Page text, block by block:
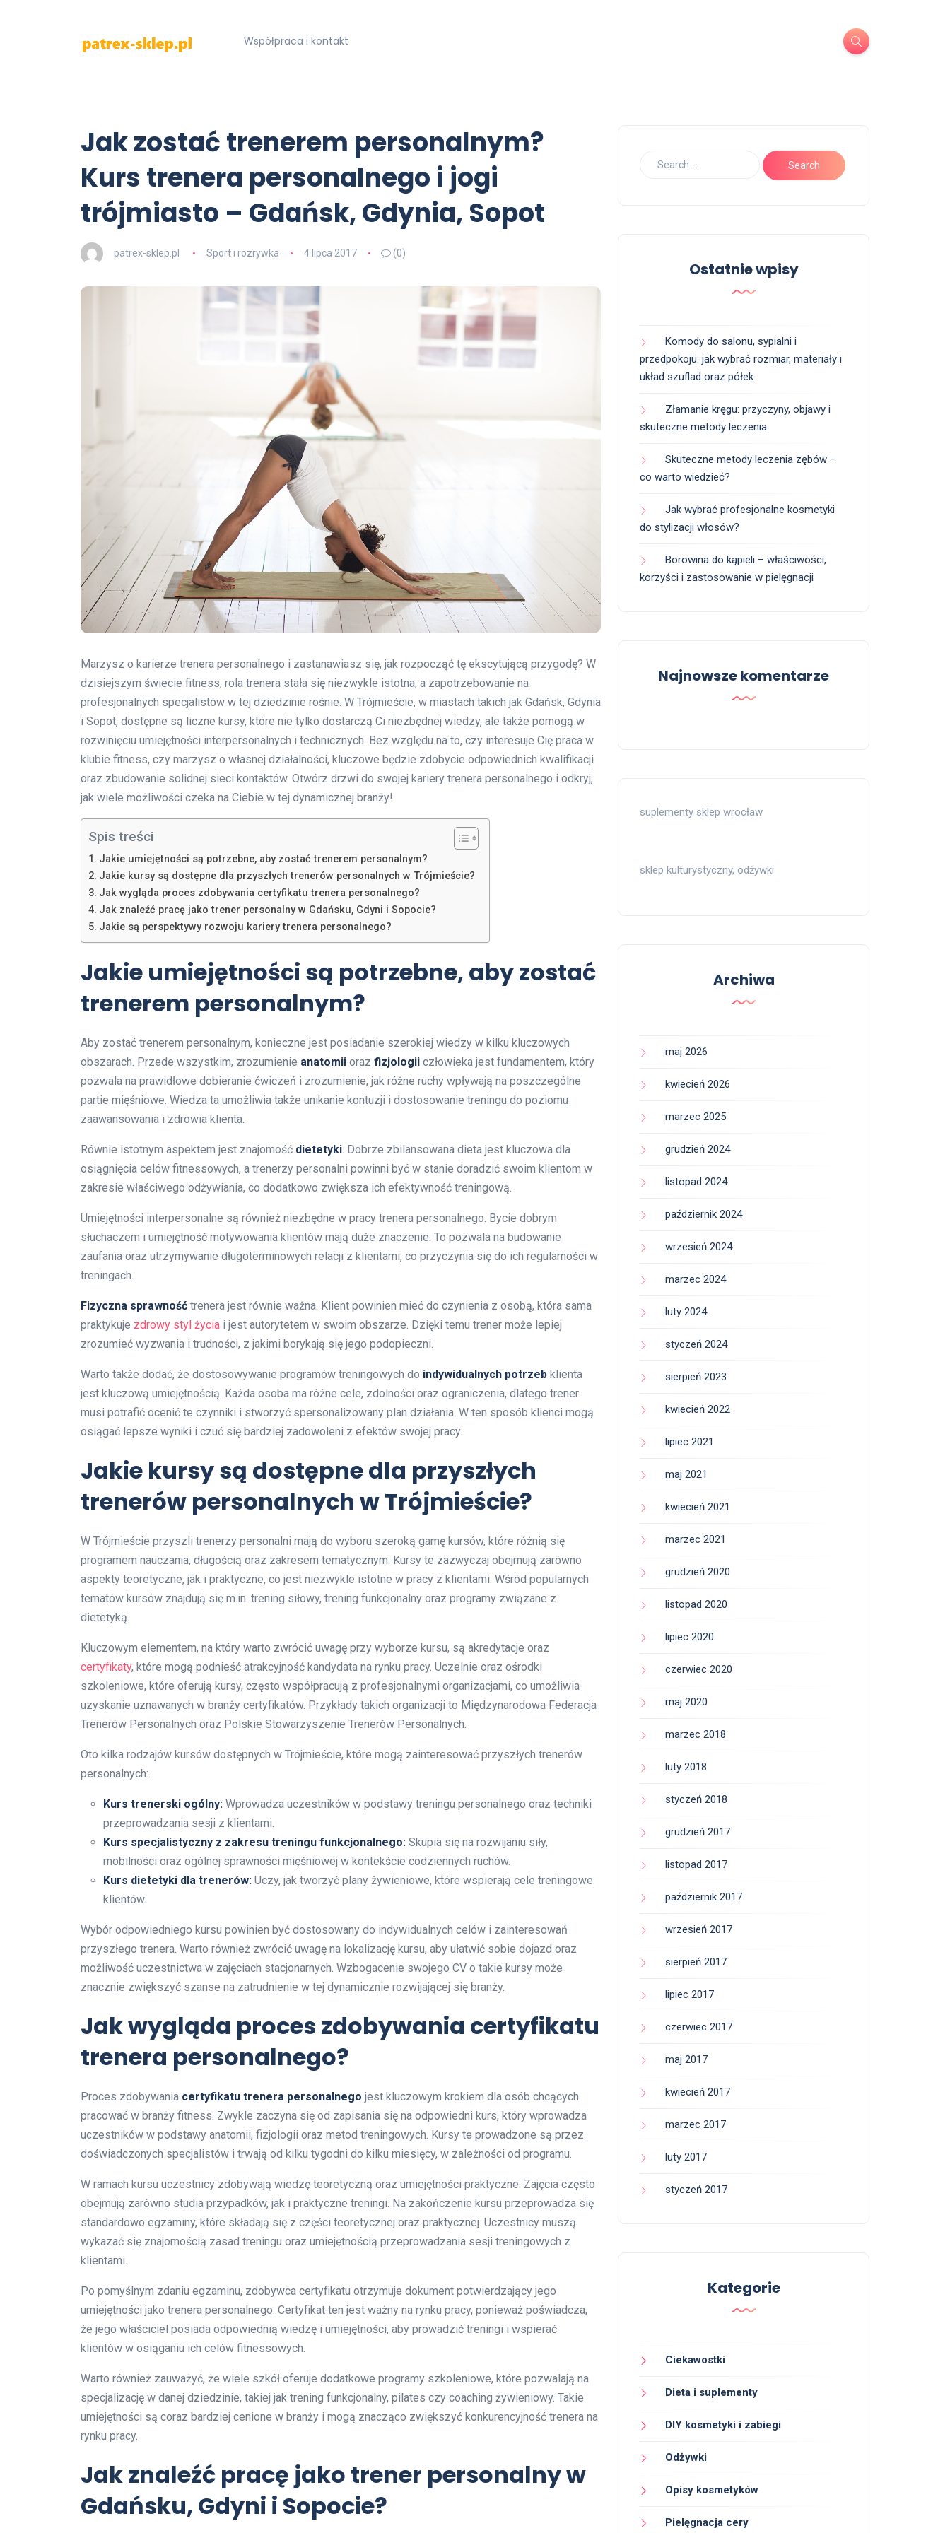
Współpraca i kontakt
Jak zostać trenerem personalnym?
Kurs trenera personalnego i jogi
trójmiasto – Gdańsk, Gdynia, Sopot
patrex-sklep.pl Sport i rozrywka 4 lipca 2017 (0)
Marzysz o karierze trenera personalnego i zastanawiasz się, jak rozpocząć tę ekscytującą przygodę? W
dzisiejszym świecie fitness, rola trenera stała się niezwykle istotna, a zapotrzebowanie na
profesjonalnych specjalistów w tej dziedzinie rośnie. W Trójmieście, w miastach takich jak Gdańsk, Gdynia
i Sopot, dostępne są liczne kursy, które nie tylko dostarczą Ci niezbędnej wiedzy, ale także pomogą w
rozwinięciu umiejętności interpersonalnych i technicznych. Bez względu na to, czy interesuje Cię praca w
klubie fitness, czy marzysz o własnej działalności, kluczowe będzie zdobycie odpowiednich kwalifikacji
oraz zbudowanie solidnej sieci kontaktów. Otwórz drzwi do swojej kariery trenera personalnego i odkryj,
jak wiele możliwości czeka na Ciebie w tej dynamicznej branży!
Spis treści
Jakie umiejętności są potrzebne, aby zostać trenerem personalnym?
Jakie kursy są dostępne dla przyszłych trenerów personalnych w Trójmieście?
Jak wygląda proces zdobywania certyfikatu trenera personalnego?
Jak znaleźć pracę jako trener personalny w Gdańsku, Gdyni i Sopocie?
Jakie są perspektywy rozwoju kariery trenera personalnego?
Jakie umiejętności są potrzebne, aby zostać
trenerem personalnym?
Aby zostać trenerem personalnym, konieczne jest posiadanie szerokiej wiedzy w kilku kluczowych
obszarach. Przede wszystkim, zrozumienie anatomii oraz fizjologii człowieka jest fundamentem, który
pozwala na prawidłowe dobieranie ćwiczeń i zrozumienie, jak różne ruchy wpływają na poszczególne
partie mięśniowe. Wiedza ta umożliwia także unikanie kontuzji i dostosowanie treningu do poziomu
zaawansowania i zdrowia klienta.
Równie istotnym aspektem jest znajomość dietetyki . Dobrze zbilansowana dieta jest kluczowa dla
osiągnięcia celów fitnessowych, a trenerzy personalni powinni być w stanie doradzić swoim klientom w
zakresie właściwego odżywiania, co dodatkowo zwiększa ich efektywność treningową.
Umiejętności interpersonalne są również niezbędne w pracy trenera personalnego. Bycie dobrym
słuchaczem i umiejętność motywowania klientów mają duże znaczenie. To pozwala na budowanie
zaufania oraz utrzymywanie długoterminowych relacji z klientami, co przyczynia się do ich regularności w
treningach.
Fizyczna sprawność trenera jest równie ważna. Klient powinien mieć do czynienia z osobą, która sama
praktykuje zdrowy styl życia i jest autorytetem w swoim obszarze. Dzięki temu trener może lepiej
zrozumieć wyzwania i trudności, z jakimi borykają się jego podopieczni.
Warto także dodać, że dostosowywanie programów treningowych do indywidualnych potrzeb klienta
jest kluczową umiejętnością. Każda osoba ma różne cele, zdolności oraz ograniczenia, dlatego trener
musi potrafić ocenić te czynniki i stworzyć spersonalizowany plan działania. W ten sposób klienci mogą
osiągać lepsze wyniki i czuć się bardziej zadowoleni z efektów swojej pracy.
Jakie kursy są dostępne dla przyszłych
trenerów personalnych w Trójmieście?
W Trójmieście przyszli trenerzy personalni mają do wyboru szeroką gamę kursów, które różnią się
programem nauczania, długością oraz zakresem tematycznym. Kursy te zazwyczaj obejmują zarówno
aspekty teoretyczne, jak i praktyczne, co jest niezwykle istotne w pracy z klientami. Wśród popularnych
tematów kursów znajdują się m.in. trening siłowy, trening funkcjonalny oraz programy związane z
dietetyką.
Kluczowym elementem, na który warto zwrócić uwagę przy wyborze kursu, są akredytacje oraz
certyfikaty, które mogą podnieść atrakcyjność kandydata na rynku pracy. Uczelnie oraz ośrodki
szkoleniowe, które oferują kursy, często współpracują z profesjonalnymi organizacjami, co umożliwia
uzyskanie uznawanych w branży certyfikatów. Przykłady takich organizacji to Międzynarodowa Federacja
Trenerów Personalnych oraz Polskie Stowarzyszenie Trenerów Personalnych.
Oto kilka rodzajów kursów dostępnych w Trójmieście, które mogą zainteresować przyszłych trenerów
personalnych:
Kurs trenerski ogólny: Wprowadza uczestników w podstawy treningu personalnego oraz techniki
przeprowadzania sesji z klientami.
Kurs specjalistyczny z zakresu treningu funkcjonalnego: Skupia się na rozwijaniu siły,
mobilności oraz ogólnej sprawności mięśniowej w kontekście codziennych ruchów.
Kurs dietetyki dla trenerów: Uczy, jak tworzyć plany żywieniowe, które wspierają cele treningowe
klientów.
Wybór odpowiedniego kursu powinien być dostosowany do indywidualnych celów i zainteresowań
przyszłego trenera. Warto również zwrócić uwagę na lokalizację kursu, aby ułatwić sobie dojazd oraz
możliwość uczestnictwa w zajęciach stacjonarnych. Wzbogacenie swojego CV o takie kursy może
znacznie zwiększyć szanse na zatrudnienie w tej dynamicznie rozwijającej się branży.
Jak wygląda proces zdobywania certyfikatu
trenera personalnego?
Proces zdobywania certyfikatu trenera personalnego jest kluczowym krokiem dla osób chcących
pracować w branży fitness. Zwykle zaczyna się od zapisania się na odpowiedni kurs, który wprowadza
uczestników w podstawy anatomii, fizjologii oraz metod treningowych. Kursy te prowadzone są przez
doświadczonych specjalistów i trwają od kilku tygodni do kilku miesięcy, w zależności od programu.
W ramach kursu uczestnicy zdobywają wiedzę teoretyczną oraz umiejętności praktyczne. Zajęcia często
obejmują zarówno studia przypadków, jak i praktyczne treningi. Na zakończenie kursu przeprowadza się
standardowo egzaminy, które składają się z części teoretycznej oraz praktycznej. Uczestnicy muszą
wykazać się znajomością zasad treningu oraz umiejętnością przeprowadzania sesji treningowych z
klientami.
Po pomyślnym zdaniu egzaminu, zdobywca certyfikatu otrzymuje dokument potwierdzający jego
umiejętności jako trenera personalnego. Certyfikat ten jest ważny na rynku pracy, ponieważ poświadcza,
że jego właściciel posiada odpowiednią wiedzę i umiejętności, aby prowadzić treningi i wspierać
klientów w osiąganiu ich celów fitnessowych.
Warto również zauważyć, że wiele szkół oferuje dodatkowe programy szkoleniowe, które pozwalają na
specjalizację w danej dziedzinie, takiej jak trening funkcjonalny, pilates czy coaching żywieniowy. Takie
umiejętności są coraz bardziej cenione w branży i mogą znacząco zwiększyć konkurencyjność trenera na
rynku pracy.
Jak znaleźć pracę jako trener personalny w
Gdańsku, Gdyni i Sopocie?
Ostatnie wpisy
Komody do salonu, sypialni i
przedpokoju: jak wybrać rozmiar, materiały i
układ szuflad oraz półek
Złamanie kręgu: przyczyny, objawy i
skuteczne metody leczenia
Skuteczne metody leczenia zębów –
co warto wiedzieć?
Jak wybrać profesjonalne kosmetyki
do stylizacji włosów?
Borowina do kąpieli – właściwości,
korzyści i zastosowanie w pielęgnacji
Najnowsze komentarze
suplementy sklep wrocław
sklep kulturystyczny, odżywki
Archiwa
maj 2026
kwiecień 2026
marzec 2025
grudzień 2024
listopad 2024
październik 2024
wrzesień 2024
marzec 2024
luty 2024
styczeń 2024
sierpień 2023
kwiecień 2022
lipiec 2021
maj 2021
kwiecień 2021
marzec 2021
grudzień 2020
listopad 2020
lipiec 2020
czerwiec 2020
maj 2020
marzec 2018
luty 2018
styczeń 2018
grudzień 2017
listopad 2017
październik 2017
wrzesień 2017
sierpień 2017
lipiec 2017
czerwiec 2017
maj 2017
kwiecień 2017
marzec 2017
luty 2017
styczeń 2017
Kategorie
Ciekawostki
Dieta i suplementy
DIY kosmetyki i zabiegi
Odżywki
Opisy kosmetyków
Pielęgnacja cery